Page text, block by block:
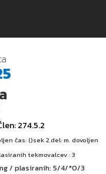
: 274.5.2
čas: ()sek 2.del: m. dovoljen
tekmovalcev : 3
/ plasiranih: 5/4/*0/3